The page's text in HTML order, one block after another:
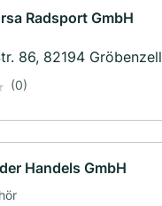
Radsport GmbH
86, 82194 Gröbenzell
(0)
Handels GmbH